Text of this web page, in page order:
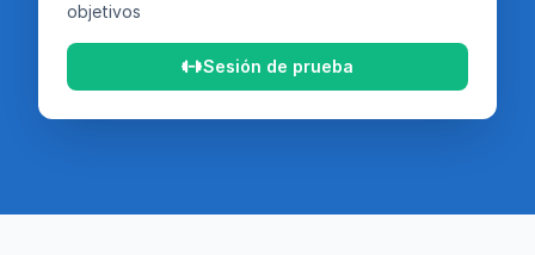
objetivos
Sesión de prueba